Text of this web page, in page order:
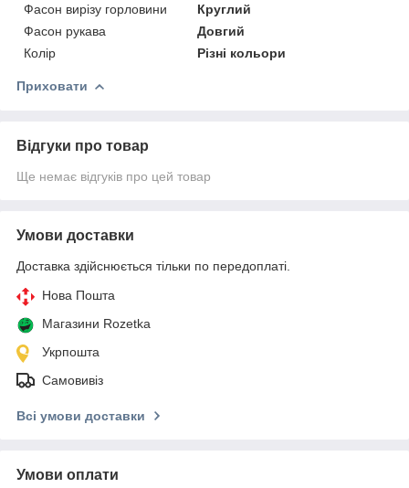
Фасон вирізу горловини
Круглий
Фасон рукава
Довгий
Колір
Різні кольори
Приховати
Відгуки про товар
Ще немає відгуків про цей товар
Умови доставки
Доставка здійснюється тільки по передоплаті.
Нова Пошта
Магазини Rozetka
Укрпошта
Самовивіз
Всі умови доставки
Умови оплати